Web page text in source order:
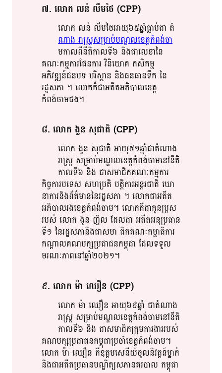
៧​. លោក​ លន់​ លឹម​ថៃ​ (CPP)
លោក​ លន់​ លឹម​ថៃ​អាយុ៦៥ឆ្នាំ​ធ្លាប់​ជា​ តំ​
ណាង​ រាស្រ្ត​សម្រាប់​​មណ្ឌល​​ខេត្ត​កំពង់​ចា​
មកា​លពី​នីតិកាល​​​ទី​​៦​​ ​​និង​ជា​លេខា​នៃ​​
គណៈកម្មការ​ផែនការ​ វិនិយោគ​ កសិកម្ម​
អភិវឌ្ឍន៍​ជនបទ​ បរិស្ថាន​ និង​ធនធានទឹក​ នៃ​
រដ្ឋសភា​ ។​ លោក​ក៏​ជា​អតីត​អភិបាលខេត្ត​
កំពង់ចាម​ផង​។​​
៨​. លោក​ ងួន​ សុ​ជាតិ​​ (CPP)
លោក​ ងួន​ សុ​ជាតិ​ អាយុ​​៥១ឆ្នាំ​ជា​​តំណាង​
រាស្រ្ត​ សម្រាប់​​មណ្ឌល​​ខេត្ត​កំពង់ចាម​នៅ​នីតិ
កាល​​​ទី៦​ និង​ ជាស​មា​ជិ​ក​គណៈកម្មការ​
កិច្ចការ​បទេស​ សហ​ប្រតិ​ បត្តិ​ការអន្តរជាតិ​ ឃោ​
នា​ការ​និង​ព័ត៌មាន​នៃ​រដ្ឋសភា​ ​។​ លោក​ជា​អតីត​
អភិបាលរងខេត្ត​កំពង់ចាម​។​ លោក​គឺ​​ជា​កូនប្រុស​​
របស់​ លោក​​ ងួន​ ញិល​​ ដែល​ជា​ អតីត​អនុប្រធាន​​
ទី១​ នៃ​រដ្ឋសភា​និង​ជា​​សមា​ ជិ​ក​គណៈកម្មាធិការ​​
កណ្តាល​គណបក្សប្រជាជន​កម្ពុជា​ ដែល​ទទួល​
មរណៈ​ភាព​នៅ​ឆ្នាំ២០២១​។​
៩​. លោក​ ម៉ា​ ឈឿន​ (CPP)
លោក​ ម៉ា​ ឈឿន​ អាយុ​​៦៩ឆ្នាំ​ ជា​តំណាង​
រាស្រ្ត​ សម្រាប់​​មណ្ឌល​​ខេត្ត​​កំពង់ចាម​នៅ​​នីតិ
កាល​​ទី​​៦​ និង​ ជាស​មា​ជិ​ក​ក្រុមការងារ​របស់​
គណបក្ស​​ប្រជា​​ជន​​កម្ពុជា​ប្រចាំ​​ខេត្ត​កំពង់ចាម​។​
លោក​ ម៉ា​ ឈឿន​ គឺ​​ឧត្តម​​សេនីយ៍​​ចូលនិវត្តន៍​ម្នាក់​​
និង​​ជា​​អតីត​​ប្រធាន​បណ្ឌិត្យ​​សភា​នគរបាល​ កម្ពុជា​